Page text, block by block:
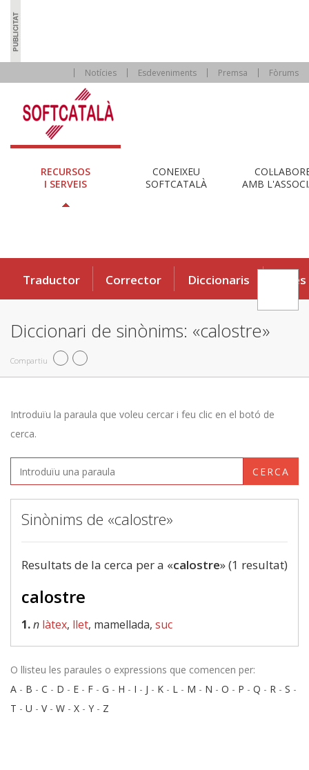
Notícies Esdeveniments Premsa Fòrums
RECURSOS
I SERVEIS
CONEIXEU
SOFTCATALÀ
AMB
Traductor Corrector Diccionaris Eines
Diccionari de sinònims: «calostre»
Compartiu
Introduïu la paraula que voleu cercar i feu clic en el botó de
cerca.
CERCA
Sinònims de «calostre»
Resultats de la cerca per a «calostre» (1 resultat)
calostre
1.n làtex, llet, mamellada, suc
O llisteu les paraules o expressions que comencen per:
A - B - C - D - E - F - G - H - I - J - K - L - M - N - O - P - Q - R - S -
T - U - V- W - X - Y - Z